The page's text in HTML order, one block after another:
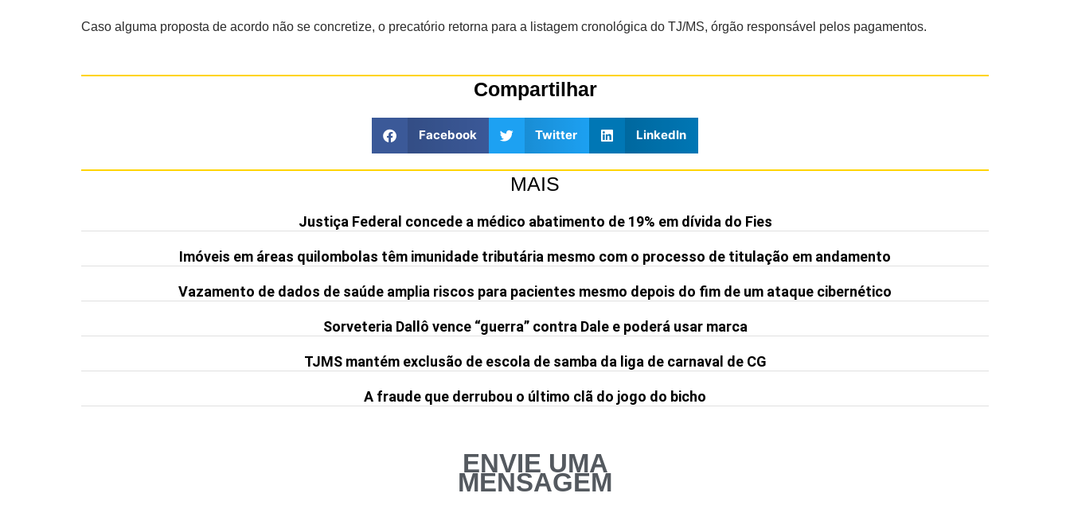
Caso alguma proposta de acordo não se concretize, o precatório retorna para a listagem cronológica do TJ/MS, órgão responsável pelos pagamentos.
Compartilhar
Facebook Twitter LinkedIn
MAIS
Justiça Federal concede a médico abatimento de 19% em dívida do Fies
Imóveis em áreas quilombolas têm imunidade tributária mesmo com o processo de titulação em andamento
Vazamento de dados de saúde amplia riscos para pacientes mesmo depois do fim de um ataque cibernético
Sorveteria Dallô vence “guerra” contra Dale e poderá usar marca
TJMS mantém exclusão de escola de samba da liga de carnaval de CG
A fraude que derrubou o último clã do jogo do bicho
ENVIE UMA
MENSAGEM